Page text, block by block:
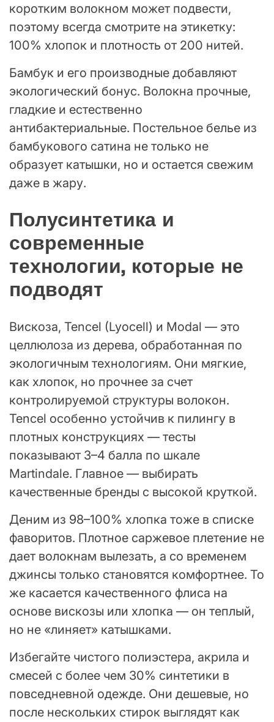
коротким волокном может подвести,
поэтому всегда смотрите на этикетку:
100% хлопок и плотность от 200 нитей.
Бамбук и его производные добавляют
экологический бонус. Волокна прочные,
гладкие и естественно
антибактериальные. Постельное белье из
бамбукового сатина не только не
образует катышки, но и остается свежим
даже в жару.
Полусинтетика и
современные
технологии, которые не
подводят
Вискоза, Tencel (Lyocell) и Modal — это
целлюлоза из дерева, обработанная по
экологичным технологиям. Они мягкие,
как хлопок, но прочнее за счет
контролируемой структуры волокон.
Tencel особенно устойчив к пилингу в
плотных конструкциях — тесты
показывают 3–4 балла по шкале
Martindale. Главное — выбирать
качественные бренды с высокой круткой.
Деним из 98–100% хлопка тоже в списке
фаворитов. Плотное саржевое плетение не
дает волокнам вылезать, а со временем
джинсы только становятся комфортнее. То
же касается качественного флиса на
основе вискозы или хлопка — он теплый,
но не «линяет» катышками.
Избегайте чистого полиэстера, акрила и
смесей с более чем 30% синтетики в
повседневной одежде. Они дешевые, но
после нескольких стирок выглядят как